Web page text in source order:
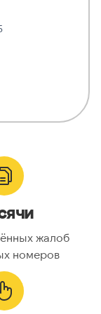
жалоб
номеров